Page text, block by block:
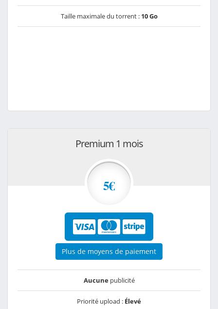
Taille maximale du torrent : 10 Go
Premium 1 mois
5€
Plus de moyens de paiement
Aucunepublicité
Priorité upload : Élevé